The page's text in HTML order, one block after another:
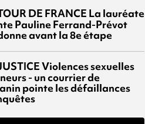
DE FRANCE La lauréate
Pauline Ferrand-Prévot
avant la 8e étape
Violences sexuelles
- un courrier de
pointe les défaillances